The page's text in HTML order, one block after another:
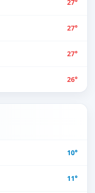
27°
27°
27°
26°
10°
11°